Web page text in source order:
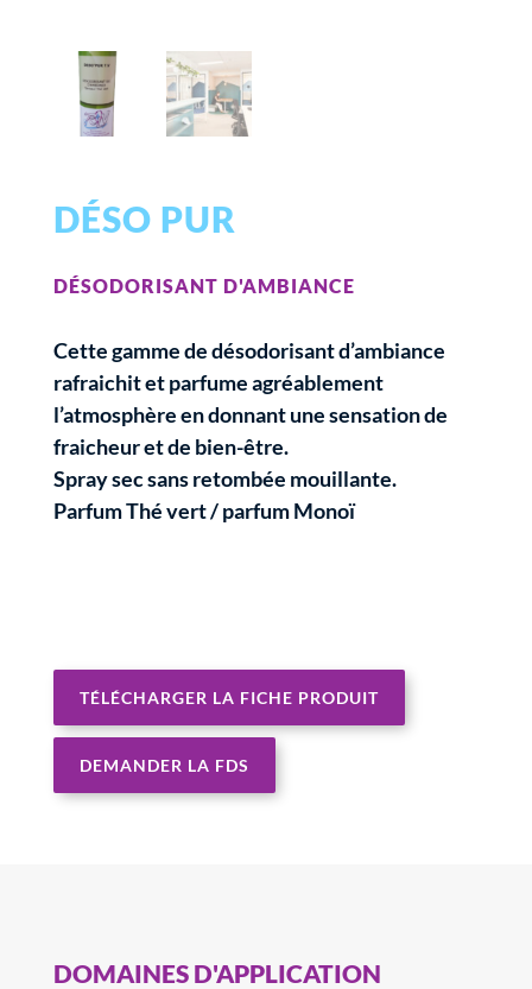
DÉSO PUR
DÉSODORISANT D'AMBIANCE
Cette gamme de désodorisant d’ambiance
rafraichit et parfume agréablement
l’atmosphère en donnant une sensation de
fraicheur et de bien-être.
Spray sec sans retombée mouillante.
Parfum Thé vert / parfum Monoï
TÉLÉCHARGER LA FICHE PRODUIT
DEMANDER LA FDS
DOMAINES D'APPLICATION